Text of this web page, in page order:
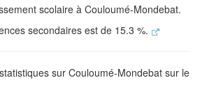
scolaire à Couloumé-Mondebat.
secondaires est de 15.3 %.
sur Couloumé-Mondebat sur le